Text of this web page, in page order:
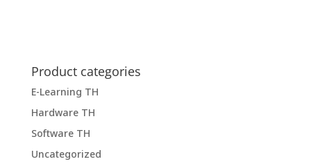
Product categories
E-Learning TH
Hardware TH
Software TH
Uncategorized